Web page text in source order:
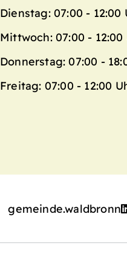
Dienstag: 07:00 - 12:00
Mittwoch: 07:00 - 12:00
Donnerstag: 07:00 -
Freitag: 07:00 - 12:00
gemeinde.waldbronn